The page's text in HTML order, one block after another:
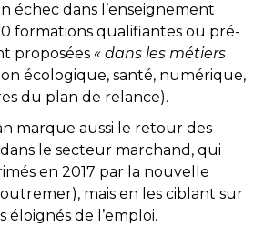
échec dans l’enseignement
formations qualifiantes ou pré-
proposées « dans les métiers
écologique, santé, numérique,
du plan de relance).
marque aussi le retour des
dans le secteur marchand, qui
en 2017 par la nouvelle
mais en les ciblant sur
éloignés de l’emploi.